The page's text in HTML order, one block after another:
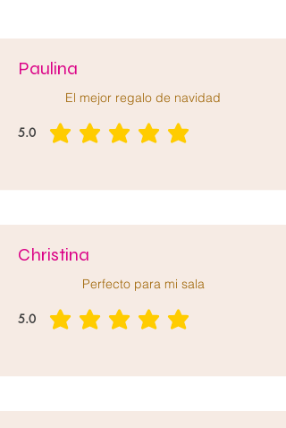
Paulina
El mejor regalo de navidad
5.0
la calificación promedio es 5 de 5
Christina
Perfecto para mi sala
5.0
la calificación promedio es 5 de 5